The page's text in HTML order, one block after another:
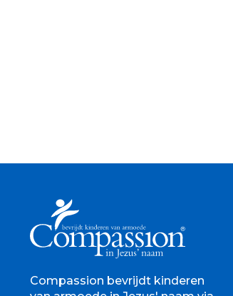
Compassion bevrijdt kinderen